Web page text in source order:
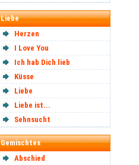
Liebe
Herzen
I Love You
Ich hab Dich lieb
Küsse
Liebe
Liebe ist...
Sehnsucht
Gemischtes
Abschied